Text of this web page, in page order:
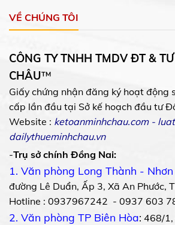
VỀ CHÚNG TÔI
CÔNG TY TNHH TMDV ĐT &
CHÂU™
Giấy chứng nhận đăng ký hoạt động
cấp lần đầu tại Sở kế hoạch đầu tư
Website : ketoanminhchau.com-
dailythueminhchau.vn
-Trụ sở chính Đồng Nai:
1. Văn phòng Long Thành -
đường Lê Duẩn, Ấp 3, Xã An Phước,
Hotline : 0937967242 - 0937 603
2. Văn phòng TP Biên Hòa: 468/1,